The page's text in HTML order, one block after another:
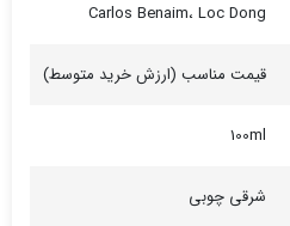
Carlos Benaim، Loc Dong
قیمت مناسب (ارزش خرید متوسط)
100ml
شرقی چوبی